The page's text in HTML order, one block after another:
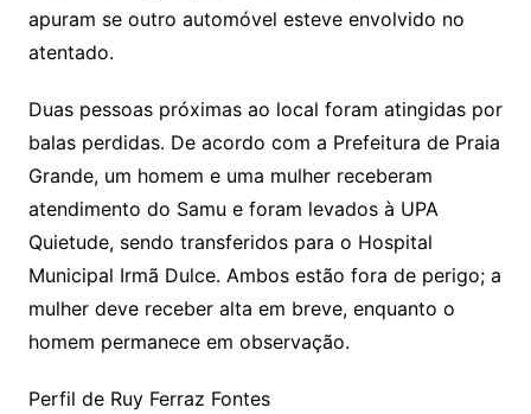
apuram se outro automóvel esteve envolvido no
atentado.
Duas pessoas próximas ao local foram atingidas por
balas perdidas. De acordo com a Prefeitura de Praia
Grande, um homem e uma mulher receberam
atendimento do Samu e foram levados à UPA
Quietude, sendo transferidos para o Hospital
Municipal Irmã Dulce. Ambos estão fora de perigo; a
mulher deve receber alta em breve, enquanto o
homem permanece em observação.
Perfil de Ruy Ferraz Fontes